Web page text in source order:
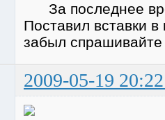
За последнее
Поставил вставки в
забыл спрашивайте
2009-05-19